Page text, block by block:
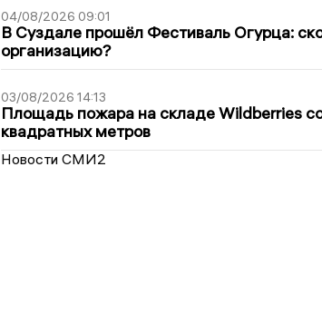
04/08/2026 09:01
В Суздале прошёл Фестиваль Огурца:
организацию?
03/08/2026 14:13
Площадь пожара на складе Wildberries
квадратных метров
Новости СМИ2